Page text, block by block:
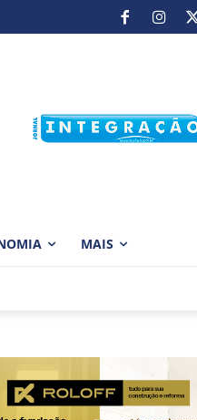
MAIS